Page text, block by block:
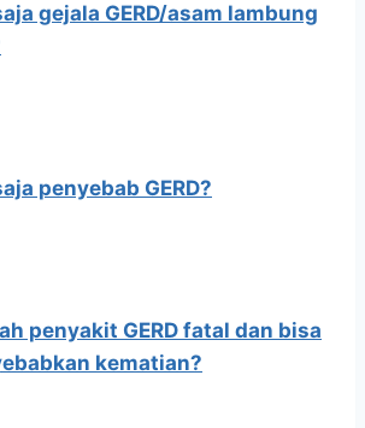
gejala GERD/asam lambung
penyebab GERD?
penyakit GERD fatal dan bisa
kematian?